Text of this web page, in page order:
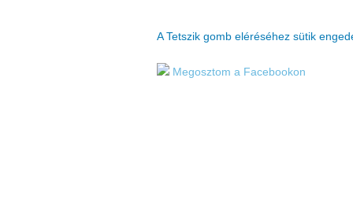
A Tetszik gomb eléréséhez sütik
Megosztom a Facebookon